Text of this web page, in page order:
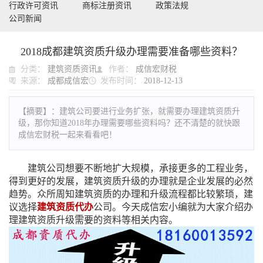
行政许可资讯 商标注册资讯
政策法规
公司新闻
2018成都建筑资质升级办理需要准备哪些资料？
分类： 建筑资质资讯 作者：
成信宏财税
来源：
成都成信宏 发布时间： 2018-12-13
【摘要】： 建筑公司要进行业务扩张，就需要办理建筑资质升
级，那你知道2018年办理需要哪些资料吗？还不清楚的就快跟
成信宏财税一起来看看吧！
建筑公司想要不断地扩大规模，承接更多的工程业务，
得到更好的发展，建筑资质升级的办理就是企业发展的必然
趋势。众所周知建筑资质的办理和升级流程都比较繁琐，建
议选择建筑资质代办公司。今天成信宏小编就为大家介绍办
理建筑资质升级需要的资料等相关内容。